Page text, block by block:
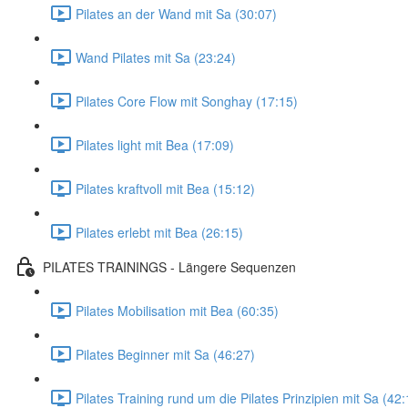
Pilates an der Wand mit Sa (30:07)
Wand Pilates mit Sa (23:24)
Pilates Core Flow mit Songhay (17:15)
Pilates light mit Bea (17:09)
Pilates kraftvoll mit Bea (15:12)
Pilates erlebt mit Bea (26:15)
PILATES TRAININGS - Längere Sequenzen
Pilates Mobilisation mit Bea (60:35)
Pilates Beginner mit Sa (46:27)
Pilates Training rund um die Pilates Prinzipien mit Sa